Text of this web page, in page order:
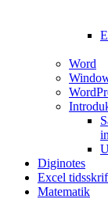
Word
Diginotes
Excel
Matematik